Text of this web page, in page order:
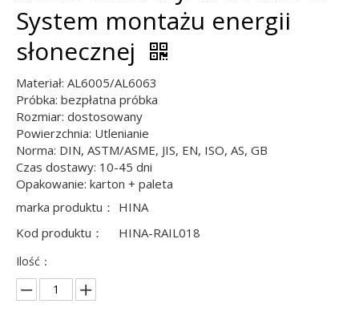
System montażu energii
słonecznej
Materiał: AL6005/AL6063
Próbka: bezpłatna próbka
Rozmiar: dostosowany
Powierzchnia: Utlenianie
Norma: DIN, ASTM/ASME, JIS, EN, ISO, AS, GB
Czas dostawy: 10-45 dni
Opakowanie: karton + paleta
marka produktu： HINA
Kod produktu：
HINA-RAIL018
Ilość：